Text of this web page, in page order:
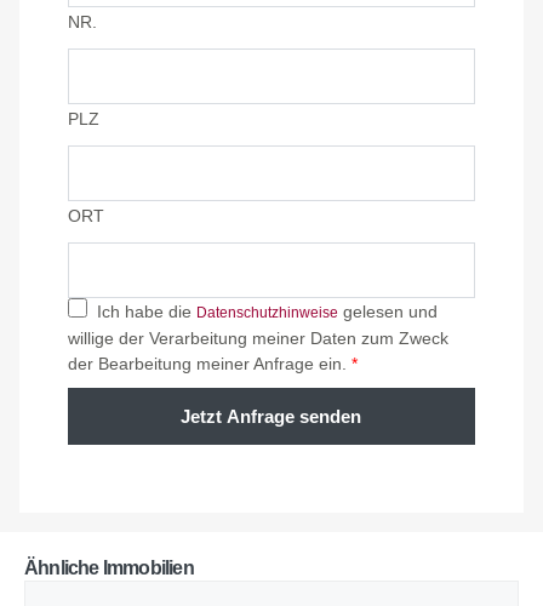
NR.
PLZ
ORT
Ich habe die Datenschutzhinweise gelesen und
willige der Verarbeitung meiner Daten zum Zweck
der Bearbeitung meiner Anfrage ein. *
Jetzt Anfrage senden
Ähnliche Immobilien